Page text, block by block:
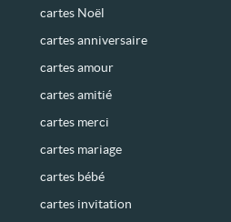
cartes Noël
cartes anniversaire
cartes amour
cartes amitié
cartes merci
cartes mariage
cartes bébé
cartes invitation